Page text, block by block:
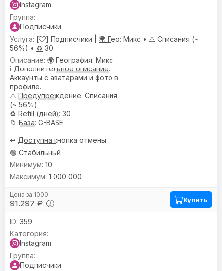
Instagram
Подписчики
[
] Подписчики | 🌍 Гео: Микс • ⚠️ Списания (~
56%) • ♻️ 30
🌍 География: Микс
ℹ️ Дополнительное описание:
Аккаунты с аватарами и фото в
профиле.
⚠️ Предупреждениe: Списания
(~ 56%)
♻️ Refill (дней): 30
📁 База: G-BASE
↩️ Доступна кнопка отмены
🟢 Стабильный
91.297 ₽
10
1 000 000
Купить
359
Instagram
Подписчики